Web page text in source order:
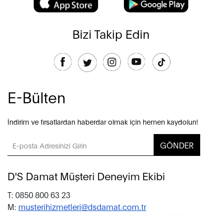
Bizi Takip Edin
E-Bülten
İndirim ve fırsatlardan haberdar olmak için hemen kaydolun!
GÖNDER
D'S Damat Müşteri Deneyim Ekibi
T: 0850 800 63 23
M: musterihizmetleri@dsdamat.com.tr